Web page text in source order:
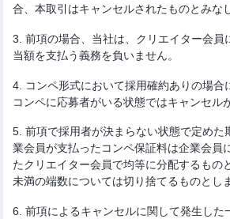
合、本取引はキャンセルされたものとみな
3. 前項の場合、当社は、クリエイター会員
当額を支払う義務を負いません。
4. コンペ形式において採用確約ありの場合
コンペに応募者がいる状態ではキャンセル
5. 前項で採用者が決まらない状態で定めた
業会員が支払ったコンペ保証料は企業会員
たクリエイター会員で均等に分配するもの
未満の端数については切り捨てるものとし
6. 前項によるキャンセルに関して発生した